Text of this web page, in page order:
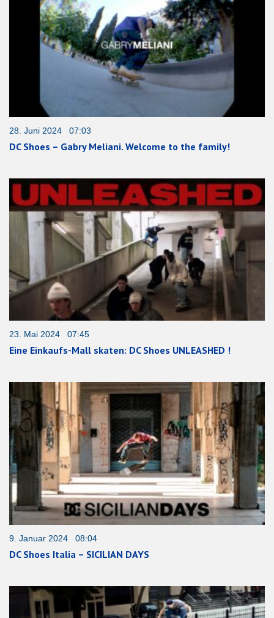
28. Juni 2024 07:03
DC Shoes – Gabry Meliani. Welcome to the family!
23. Mai 2024 07:45
Eine Einkaufs-Mall skaten: DC Shoes UNLEASHED !
9. Januar 2024 08:04
DC Shoes Italia – SICILIAN DAYS